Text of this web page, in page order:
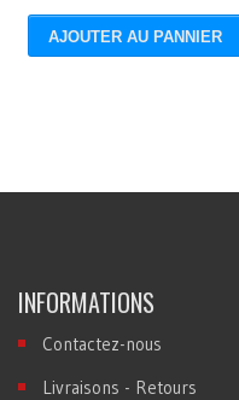
AJOUTER AU PANNIER
INFORMATIONS
Contactez-nous
Livraisons - Retours